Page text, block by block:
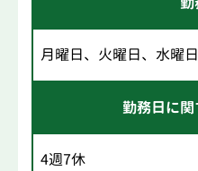
月曜日、火曜日、水曜
勤務日に
4週7休